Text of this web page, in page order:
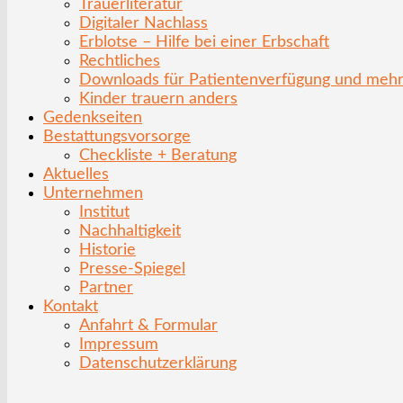
Trauerliteratur
Digitaler Nachlass
Erblotse – Hilfe bei einer Erbschaft
Rechtliches
Downloads für Patientenverfügung und mehr
Kinder trauern anders
Gedenkseiten
Bestattungsvorsorge
Checkliste + Beratung
Aktuelles
Unternehmen
Institut
Nachhaltigkeit
Historie
Presse-Spiegel
Partner
Kontakt
Anfahrt & Formular
Impressum
Datenschutzerklärung